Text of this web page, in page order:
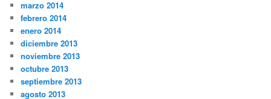
marzo 2014
febrero 2014
enero 2014
diciembre 2013
noviembre 2013
octubre 2013
septiembre 2013
agosto 2013